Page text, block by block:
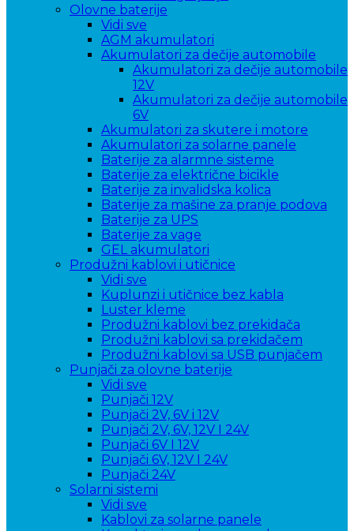
Olovne baterije
Vidi sve
AGM akumulatori
Akumulatori za dečije automobile
Akumulatori za dečije automobile
12V
Akumulatori za dečije automobile
6V
Akumulatori za skutere i motore
Akumulatori za solarne panele
Baterije za alarmne sisteme
Baterije za električne bicikle
Baterije za invalidska kolica
Baterije za mašine za pranje podova
Baterije za UPS
Baterije za vage
GEL akumulatori
Produžni kablovi i utičnice
Vidi sve
Kuplunzi i utičnice bez kabla
Luster kleme
Produžni kablovi bez prekidača
Produžni kablovi sa prekidačem
Produžni kablovi sa USB punjačem
Punjači za olovne baterije
Vidi sve
Punjači 12V
Punjači 2V, 6V i 12V
Punjači 2V, 6V, 12V I 24V
Punjači 6V I 12V
Punjači 6V, 12V I 24V
Punjači 24V
Solarni sistemi
Vidi sve
Kablovi za solarne panele